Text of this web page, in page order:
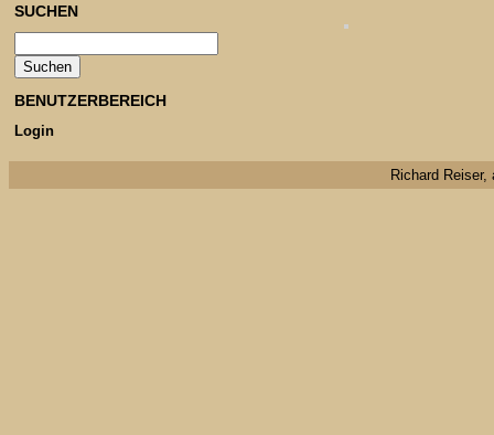
SUCHEN
BENUTZERBEREICH
Login
Richard